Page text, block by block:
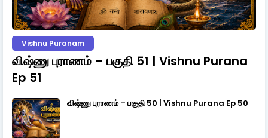
Vishnu Puranam
விஷ்ணு புராணம் – பகுதி 51 | Vishnu Purana
Ep 51
விஷ்ணு புராணம் – பகுதி 50 | Vishnu Purana Ep 50